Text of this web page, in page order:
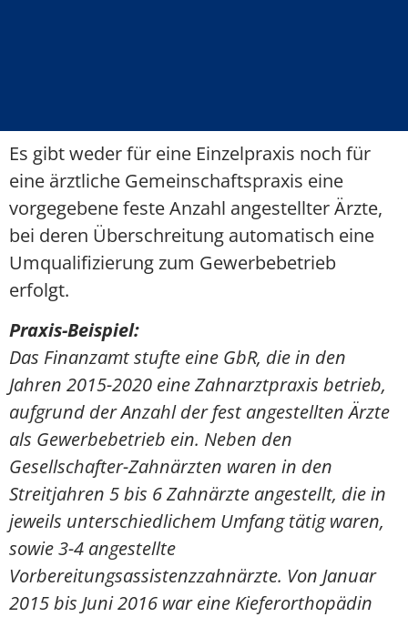
Es gibt weder für eine Einzelpraxis noch für
eine ärztliche Gemeinschaftspraxis eine
vorgegebene feste Anzahl angestellter Ärzte,
bei deren Überschreitung automatisch eine
Umqualifizierung zum Gewerbebetrieb
erfolgt.
Praxis-Beispiel:
Das Finanzamt stufte eine GbR, die in den
Jahren 2015-2020 eine Zahnarztpraxis betrieb,
aufgrund der Anzahl der fest angestellten Ärzte
als Gewerbebetrieb ein. Neben den
Gesellschafter-Zahnärzten waren in den
Streitjahren 5 bis 6 Zahnärzte angestellt, die in
jeweils unterschiedlichem Umfang tätig waren,
sowie 3-4 angestellte
Vorbereitungsassistenzzahnärzte. Von Januar
2015 bis Juni 2016 war eine Kieferorthopädin